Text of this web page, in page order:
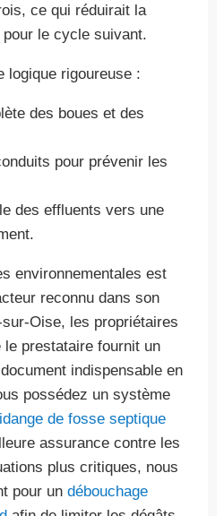
ce qui réduirait la
le cycle suivant.
logique rigoureuse :
des boues et des
pour prévenir les
des effluents vers une
environnementales est
reconnu dans son
Oise, les propriétaires
le prestataire fournit un
indispensable en
possédez un système
de fosse septique
assurance contre les
plus critiques, nous
pour un débouchage